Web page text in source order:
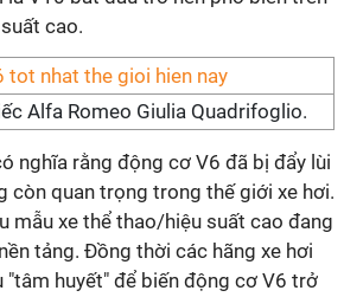
cao.
Alfa Romeo Giulia Quadrifoglio.
nghĩa rằng động cơ V6 đã bị đẩy lùi
còn quan trọng trong thế giới xe hơi.
mẫu xe thể thao/hiệu suất cao đang
tảng. Đồng thời các hãng xe hơi
"tâm huyết" để biến động cơ V6 trở